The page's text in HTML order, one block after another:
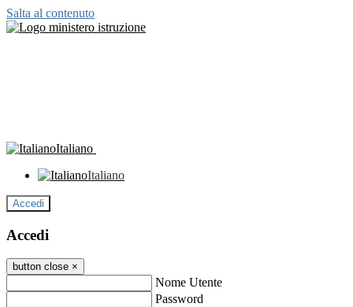
Salta al contenuto
Italiano
Italiano
Accedi
Accedi
button close ×
Nome Utente
Password